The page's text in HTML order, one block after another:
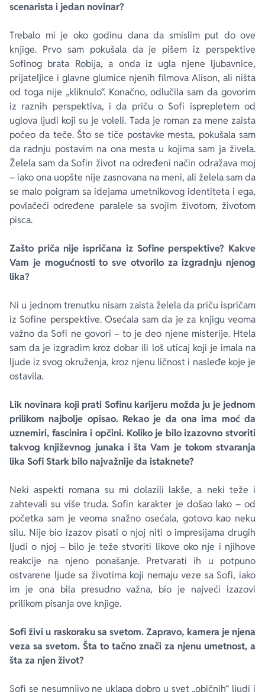
scenarista i jedan novinar?
Trebalo mi je oko godinu dana da smislim put do ove
knjige. Prvo sam pokušala da je pišem iz perspektive
Sofinog brata Robija, a onda iz ugla njene ljubavnice,
prijateljice i glavne glumice njenih filmova Alison, ali ništa
od toga nije „kliknulo“. Konačno, odlučila sam da govorim
iz raznih perspektiva, i da priču o Sofi isprepletem od
uglova ljudi koji su je voleli. Tada je roman za mene zaista
počeo da teče. Što se tiče postavke mesta, pokušala sam
da radnju postavim na ona mesta u kojima sam ja živela.
Želela sam da Sofin život na određeni način odražava moj
– iako ona uopšte nije zasnovana na meni, ali želela sam da
se malo poigram sa idejama umetnikovog identiteta i ega,
povlačeći određene paralele sa svojim životom, životom
pisca.
Zašto priča nije ispričana iz Sofine perspektive? Kakve
Vam je mogućnosti to sve otvorilo za izgradnju njenog
lika?
Ni u jednom trenutku nisam zaista želela da priču ispričam
iz Sofine perspektive. Osećala sam da je za knjigu veoma
važno da Sofi ne govori – to je deo njene misterije. Htela
sam da je izgradim kroz dobar ili loš uticaj koji je imala na
ljude iz svog okruženja, kroz njenu ličnost i nasleđe koje je
ostavila.
Lik novinara koji prati Sofinu karijeru možda ju je jednom
prilikom najbolje opisao. Rekao je da ona ima moć da
uznemiri, fascinira i opčini. Koliko je bilo izazovno stvoriti
takvog književnog junaka i šta Vam je tokom stvaranja
lika Sofi Stark bilo najvažnije da istaknete?
Neki aspekti romana su mi dolazili lakše, a neki teže i
zahtevali su više truda. Sofin karakter je došao lako – od
početka sam je veoma snažno osećala, gotovo kao neku
silu. Nije bio izazov pisati o njoj niti o impresijama drugih
ljudi o njoj – bilo je teže stvoriti likove oko nje i njihove
reakcije na njeno ponašanje. Pretvarati ih u potpuno
ostvarene ljude sa životima koji nemaju veze sa Sofi, iako
im je ona bila presudno važna, bio je najveći izazovi
prilikom pisanja ove knjige.
Sofi živi u raskoraku sa svetom. Zapravo, kamera je njena
veza sa svetom. Šta to tačno znači za njenu umetnost, a
šta za njen život?
Sofi se nesumnjivo ne uklapa dobro u svet „običnih“ ljudi i